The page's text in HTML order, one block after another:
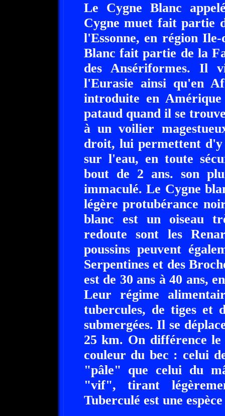
Le Cygne Blanc
Cygne muet fait partie
l'Essonne, en région
Blanc fait partie de la
des Ansériformes. Il
l'Eurasie ainsi qu'en
introduite en
pataud quand il se
à un voilier
droit, lui permettent d'y
sur l'eau, en toute
bout de 2 ans. son
immaculé. Le Cygne
légère protubérance
blanc est un oiseau
redoute sont les
poussins peuvent
Serpentines et des
est de 30 ans à 40 ans,
Leur régime
tubercules, de tiges et
submergées. Il se
25 km. On différence
couleur du bec : celui
"pâle" que celui du
"vif", tirant
Tuberculé est une